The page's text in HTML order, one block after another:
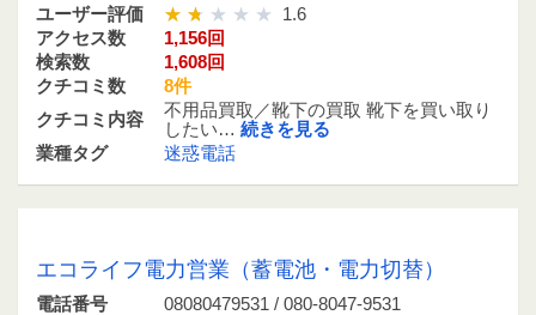
ユーザー評価
1.6
アクセス数
1,156回
検索数
1,608回
クチコミ数
8件
クチコミ内容
不用品買取／靴下の買取 靴下を買い取り
したい… 続きを見る
業種タグ
迷惑電話
エコライフ電力営業（蓄電池・電力切替）
電話番号
08080479531 / 080-8047-9531